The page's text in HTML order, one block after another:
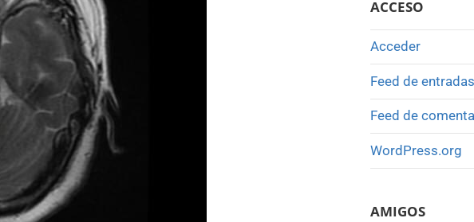
ACCESO
Acceder
Feed de entradas
Feed de
WordPress.org
AMIGOS